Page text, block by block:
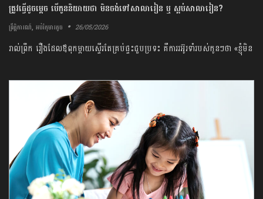
ត្រូវ​ធ្វើ​ដូចម្តេច​ ​បើ​កូន​និយាយ​ថា​ ​មិន​ចង់​ទៅ​សាលារៀន​ ​ឬ​ ស្អប់​សាលារៀន​?​
ព្រឹត្តិការណ៍, អប់រំកុមារតូច 26/05/2026
​រាល់​ព្រឹក​ រឿង​ដែល​ឪពុក​ម្តាយ​ស្ទើរតែ​គ្រប់​ផ្ទះ​ជួបប្រទះ ​គឺ​ការ​រអ៊ូរទាំ​របស់​កូន​ៗ​ថា​ «​ខ្ញុំ​មិន​
ច្បាស់ជា​ពិបាកចិត្ត​ ​និង​បារម្ភ​ពី​អនាគត​របស់​ពួកគេ​។​